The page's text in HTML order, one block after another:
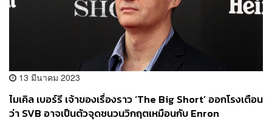
13 มีนาคม 2023
ไมเคิล เบอร์รี เจ้าของเรื่องราว ‘The Big Short’ ออกโรงเตือน
ว่า SVB อาจเป็นตัวจุดชนวนวิกฤตเหมือนกับ Enron